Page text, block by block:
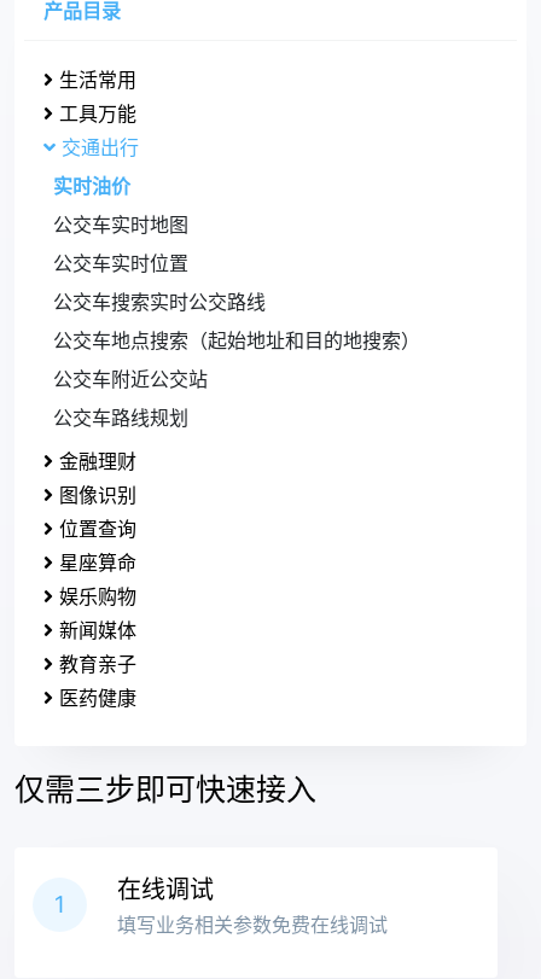
产品目录
生活常用
工具万能
交通出行
实时油价
公交车实时地图
公交车实时位置
公交车搜索实时公交路线
公交车地点搜索（起始地址和目的地搜索）
公交车附近公交站
公交车路线规划
金融理财
图像识别
位置查询
星座算命
娱乐购物
新闻媒体
教育亲子
医药健康
仅需三步即可快速接入
1
在线调试
填写业务相关参数免费在线调试